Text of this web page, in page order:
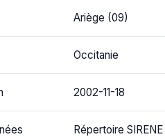
Ariège (09)
Occitanie
2002-11-18
Répertoire SIRENE